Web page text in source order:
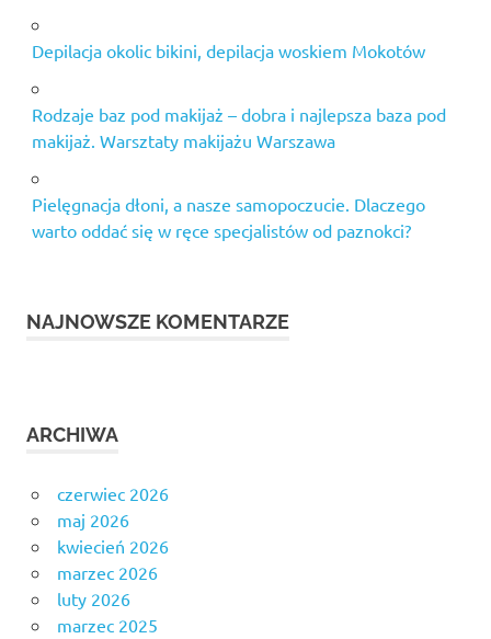
Depilacja okolic bikini, depilacja woskiem Mokotów
Rodzaje baz pod makijaż – dobra i najlepsza baza pod
makijaż. Warsztaty makijażu Warszawa
Pielęgnacja dłoni, a nasze samopoczucie. Dlaczego
warto oddać się w ręce specjalistów od paznokci?
NAJNOWSZE KOMENTARZE
ARCHIWA
czerwiec 2026
maj 2026
kwiecień 2026
marzec 2026
luty 2026
marzec 2025